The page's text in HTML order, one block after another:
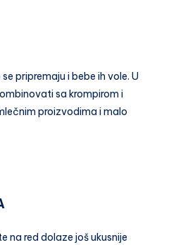
pripremaju i bebe ih vole. U
sa krompirom i
proizvodima i malo
na red dolaze još ukusnije